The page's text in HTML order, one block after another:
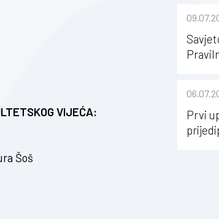
VIJEĆA:
Šoš
Prvi